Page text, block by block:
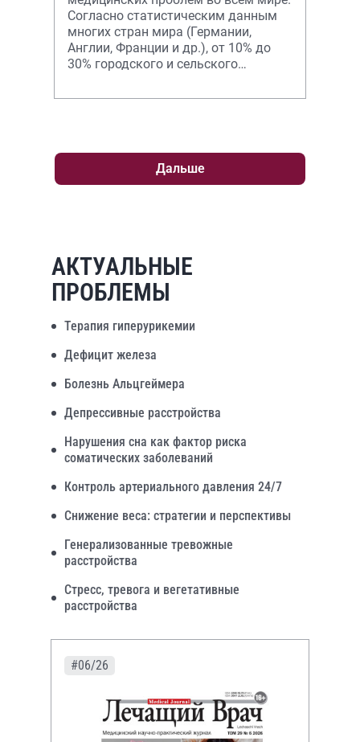
Согласно статистическим данным
многих стран мира (Германии,
Англии, Франции и др.), от 10% до
30% городского и сельского
регионах с высок
Дальше
АКТУАЛЬНЫЕ
ПРОБЛЕМЫ
Терапия гиперурикемии
Дефицит железа
Болезнь Альцгеймера
Депрессивные расстройства
Нарушения сна как фактор риска
соматических заболеваний
Контроль артериального давления 24/7
Снижение веса: стратегии и перспективы
Генерализованные тревожные
расстройства
Стресс, тревога и вегетативные
расстройства
#06/26